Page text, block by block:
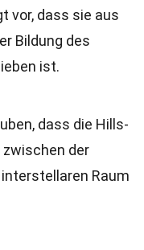
vor, dass sie aus
Bildung des
ist.
dass die Hills-
der
Raum